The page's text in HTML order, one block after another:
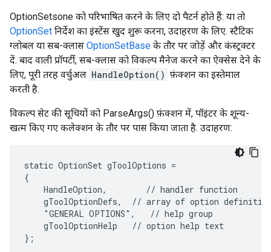
OptionSetsone को परिभाषित करने के लिए दो पैटर्न होते हैं: या तो
OptionSet निर्देश का इंस्टेंस खुद शुरू करना, उदाहरण के लिए. स्टैटिक
ग्लोबल या सब-क्लास OptionSetBase के तौर पर जोड़ें और कंस्ट्रक्टर
दें. बाद वाली प्रॉपर्टी, सब-क्लास को विकल्प मैनेज करने का ऐक्सेस देने के
लिए, पूरी तरह वर्चुअल HandleOption() फ़ंक्शन का इस्तेमाल
करती है.
विकल्प सेट की सूचियों को ParseArgs() फ़ंक्शन में, पॉइंटर के शून्य-
खत्म किए गए कलेक्शन के तौर पर पास किया जाता है. उदाहरण:
static OptionSet gToolOptions =
{
    HandleOption,        // handler function
gToolOptionDefs,  // array of option
    "GENERAL OPTIONS",   // help group
    gToolOptionHelp   // option help text
};